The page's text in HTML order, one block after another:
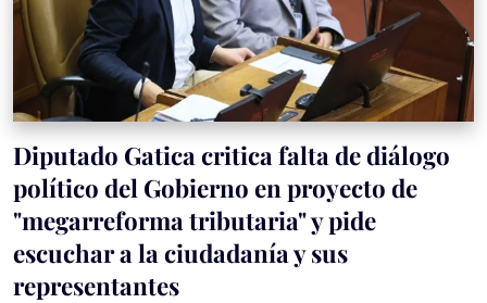
Diputado Gatica critica falta de diálogo
político del Gobierno en proyecto de
"megarreforma tributaria" y pide
escuchar a la ciudadanía y sus
representantes